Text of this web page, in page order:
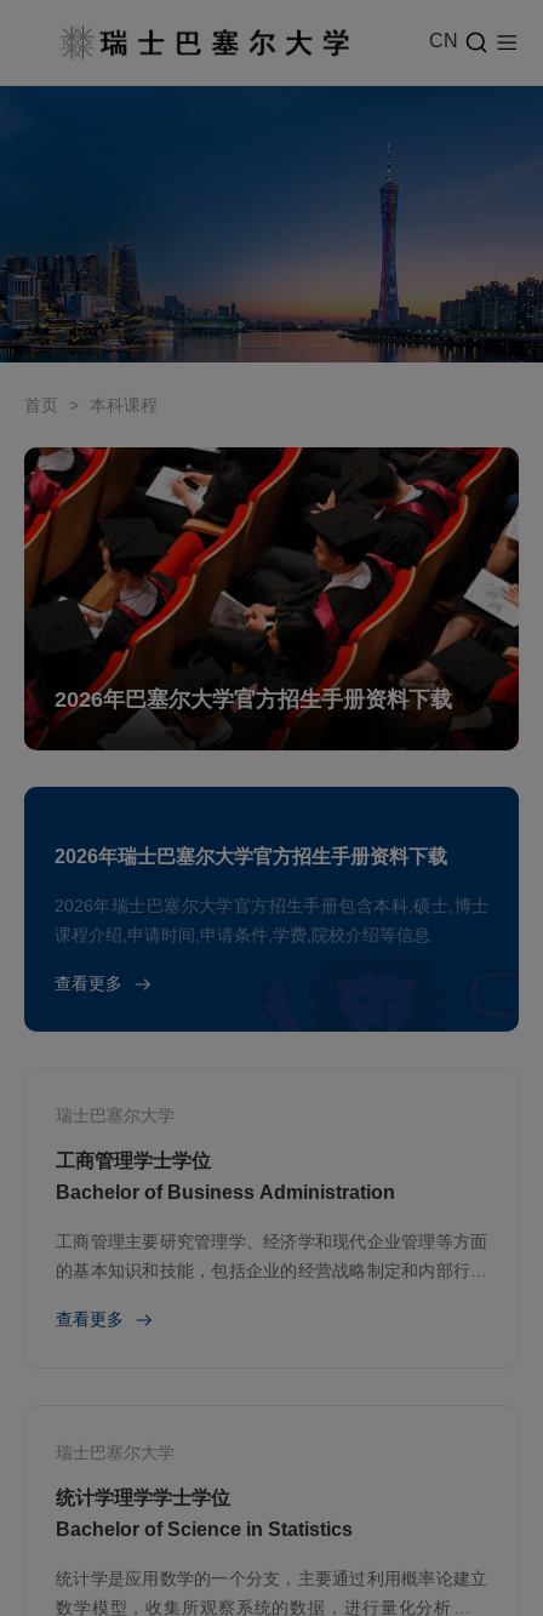
CN
首页 > 本科课程
2026年巴塞尔大学官方招生手册资料下载
2026年瑞士巴塞尔大学官方招生手册资料下载
2026年瑞士巴塞尔大学官方招生手册包含本科,硕士,博士
课程介绍,申请时间,申请条件,学费,院校介绍等信息
查看更多
瑞士巴塞尔大学
工商管理学士学位
Bachelor of Business Administration
工商管理主要研究管理学、经济学和现代企业管理等方面
的基本知识和技能，包括企业的经营战略制定和内部行为
查看更多
瑞士巴塞尔大学
统计学理学学士学位
Bachelor of Science in Statistics
统计学是应用数学的一个分支，主要通过利用概率论建立
数学模型，收集所观察系统的数据，进行量化分析、总